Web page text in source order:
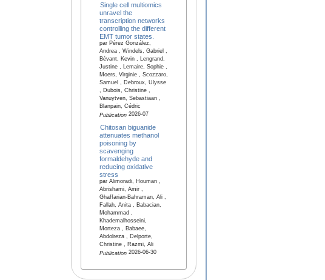
Single cell multiomics
unravel the
transcription networks
controlling the different
EMT tumor states.
par Pérez González,
Andrea , Windels, Gabriel ,
Bévant, Kevin , Lengrand,
Justine , Lemaire, Sophie ,
Moers, Virginie , Scozzaro,
Samuel , Debroux, Ulysse
, Dubois, Christine ,
Vanuytven, Sebastiaan ,
Blanpain, Cédric
Publication2026-07
Chitosan biguanide
attenuates methanol
poisoning by
scavenging
formaldehyde and
reducing oxidative
stress
par Alimoradi, Houman ,
Abrishami, Amir ,
Ghaffarian-Bahraman, Ali ,
Fallah, Anita , Babacian,
Mohammad ,
Khademalhosseini,
Morteza , Babaee,
Abdolreza , Delporte,
Christine , Razmi, Ali
Publication2026-06-30